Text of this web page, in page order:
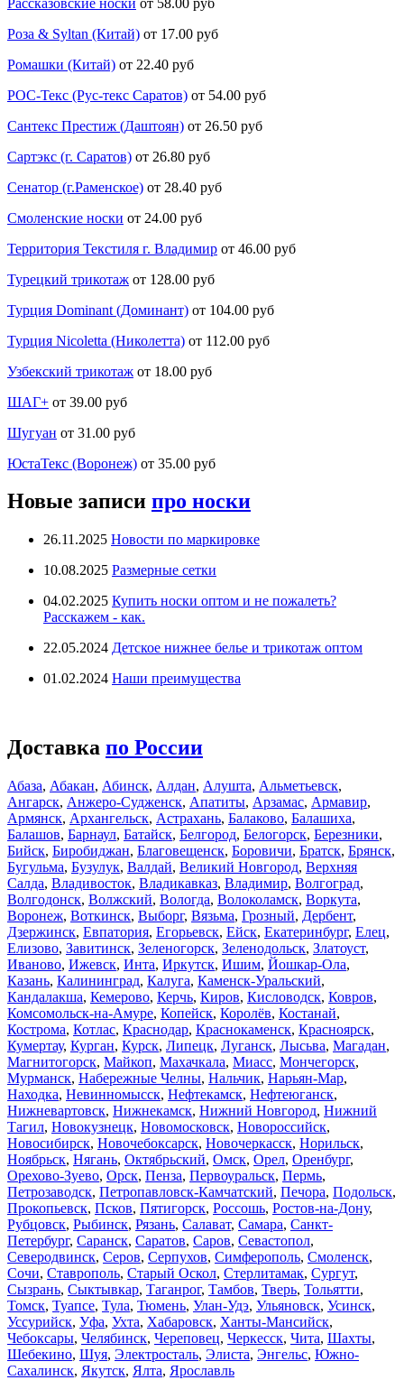
Роза & Syltan (Китай) от 17.00 руб
Ромашки (Китай) от 22.40 руб
РОС-Текс (Рус-текс Саратов) от 54.00 руб
Сантекс Престиж (Даштоян) от 26.50 руб
Сартэкс (г. Саратов) от 26.80 руб
Сенатор (г.Раменское) от 28.40 руб
Смоленские носки от 24.00 руб
Территория Текстиля г. Владимир от 46.00 руб
Турецкий трикотаж от 128.00 руб
Турция Dominant (Доминант) от 104.00 руб
Турция Nicoletta (Николетта) от 112.00 руб
Узбекский трикотаж от 18.00 руб
ШАГ+ от 39.00 руб
Шугуан от 31.00 руб
ЮстаТекс (Воронеж) от 35.00 руб
Новые записи про носки
26.11.2025 Новости по маркировке
10.08.2025 Размерные сетки
04.02.2025 Купить носки оптом и не пожалеть?
Расскажем - как.
22.05.2024 Детское нижнее белье и трикотаж оптом
01.02.2024 Наши преимущества
Доставка по России
Абаза, Абакан, Абинск, Алдан, Алушта, Альметьевск,
Ангарск, Анжеро-Судженск, Апатиты, Арзамас, Армавир,
Армянск, Архангельск, Астрахань, Балаково, Балашиха,
Балашов, Барнаул, Батайск, Белгород, Белогорск, Березники,
Бийск, Биробиджан, Благовещенск, Боровичи, Братск, Брянск,
Бугульма, Бузулук, Валдай, Великий Новгород, Верхняя
Салда, Владивосток, Владикавказ, Владимир, Волгоград,
Волгодонск, Волжский, Вологда, Волоколамск, Воркута,
Воронеж, Воткинск, Выборг, Вязьма, Грозный, Дербент,
Дзержинск, Евпатория, Егорьевск, Ейск, Екатеринбург, Елец,
Елизово, Завитинск, Зеленогорск, Зеленодольск, Златоуст,
Иваново, Ижевск, Инта, Иркутск, Ишим, Йошкар-Ола,
Казань, Калининград, Калуга, Каменск-Уральский,
Кандалакша, Кемерово, Керчь, Киров, Кисловодск, Ковров,
Комсомольск-на-Амуре, Копейск, Королёв, Костанай,
Кострома, Котлас, Краснодар, Краснокаменск, Красноярск,
Кумертау, Курган, Курск, Липецк, Луганск, Лысьва, Магадан,
Магнитогорск, Майкоп, Махачкала, Миасс, Мончегорск,
Мурманск, Набережные Челны, Нальчик, Нарьян-Мар,
Находка, Невинномысск, Нефтекамск, Нефтеюганск,
Нижневартовск, Нижнекамск, Нижний Новгород, Нижний
Тагил, Новокузнецк, Новомосковск, Новороссийск,
Новосибирск, Новочебоксарск, Новочеркасск, Норильск,
Ноябрьск, Нягань, Октябрьский, Омск, Орел, Оренбург,
Орехово-Зуево, Орск, Пенза, Первоуральск, Пермь,
Петрозаводск, Петропавловск-Камчатский, Печора, Подольск,
Прокопьевск, Псков, Пятигорск, Россошь, Ростов-на-Дону,
Рубцовск, Рыбинск, Рязань, Салават, Самара, Санкт-
Петербург, Саранск, Саратов, Саров, Севастопол,
Северодвинск, Серов, Серпухов, Симферополь, Смоленск,
Сочи, Ставрополь, Старый Оскол, Стерлитамак, Сургут,
Сызрань, Сыктывкар, Таганрог, Тамбов, Тверь, Тольятти,
Томск, Туапсе, Тула, Тюмень, Улан-Удэ, Ульяновск, Усинск,
Уссурийск, Уфа, Ухта, Хабаровск, Ханты-Мансийск,
Чебоксары, Челябинск, Череповец, Черкесск, Чита, Шахты,
Шебекино, Шуя, Электросталь, Элиста, Энгельс, Южно-
Сахалинск, Якутск, Ялта, Ярославль